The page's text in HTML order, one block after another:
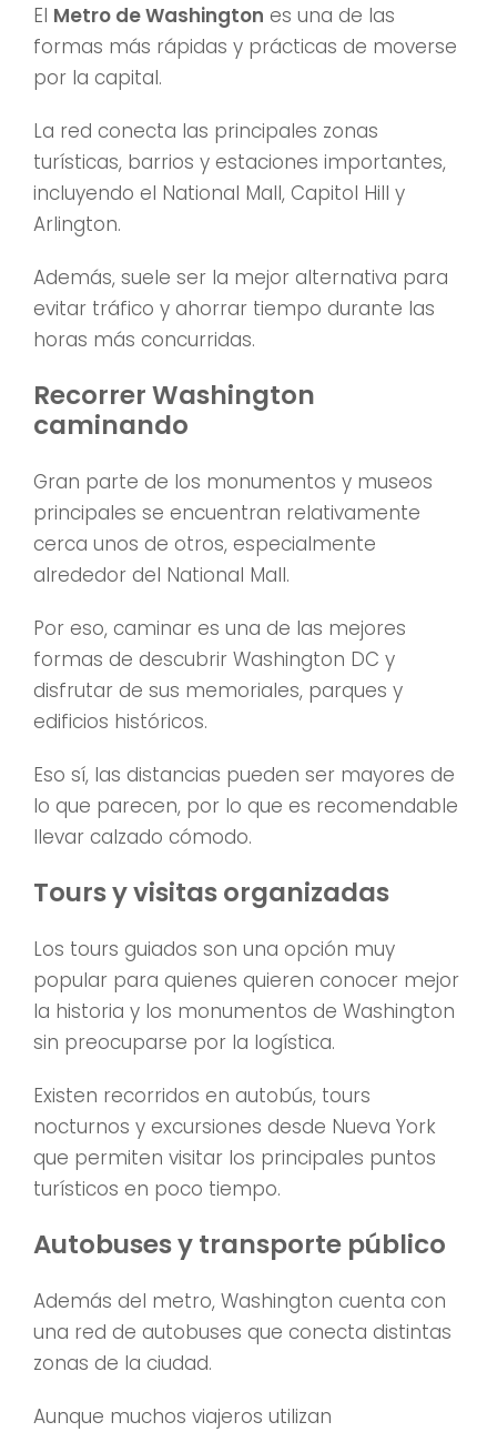
El Metro de Washington es una de las
formas más rápidas y prácticas de moverse
por la capital.
La red conecta las principales zonas
turísticas, barrios y estaciones importantes,
incluyendo el National Mall, Capitol Hill y
Arlington.
Además, suele ser la mejor alternativa para
evitar tráfico y ahorrar tiempo durante las
horas más concurridas.
Recorrer Washington
caminando
Gran parte de los monumentos y museos
principales se encuentran relativamente
cerca unos de otros, especialmente
alrededor del National Mall.
Por eso, caminar es una de las mejores
formas de descubrir Washington DC y
disfrutar de sus memoriales, parques y
edificios históricos.
Eso sí, las distancias pueden ser mayores de
lo que parecen, por lo que es recomendable
llevar calzado cómodo.
Tours y visitas organizadas
Los tours guiados son una opción muy
popular para quienes quieren conocer mejor
la historia y los monumentos de Washington
sin preocuparse por la logística.
Existen recorridos en autobús, tours
nocturnos y excursiones desde Nueva York
que permiten visitar los principales puntos
turísticos en poco tiempo.
Autobuses y transporte público
Además del metro, Washington cuenta con
una red de autobuses que conecta distintas
zonas de la ciudad.
Aunque muchos viajeros utilizan